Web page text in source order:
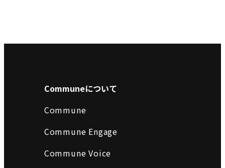
Communeについて
Commune
Commune Engage
Commune Voice